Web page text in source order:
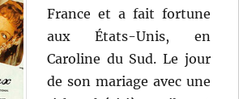
France et a fait fortune
aux États-Unis, en
Caroline du Sud. Le jour
de son mariage avec une